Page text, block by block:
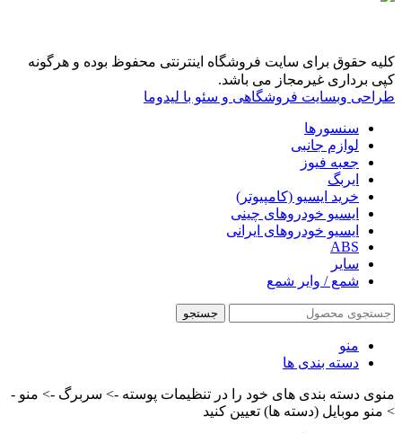
کلیه حقوق برای سایت فروشگاه اینترنتی محفوظ بوده و هرگونه
کپی برداری غیرمجاز می باشد.
طراحی وبسایت فروشگاهی و سئو با لیدوما
سنسورها
لوازم جانبی
جعبه فیوز
ایربگ
خرید ایسیو (کامپیوتر)
ایسیو خودروهای چینی
ایسیو خودروهای ایرانی
ABS
سایر
شمع / وایر شمع
جستجو
منو
دسته بندی ها
منوی دسته بندی های خود را در تنظیمات پوسته -> سربرگ -> منو -
> منو موبایل (دسته ها) تعیین کنید